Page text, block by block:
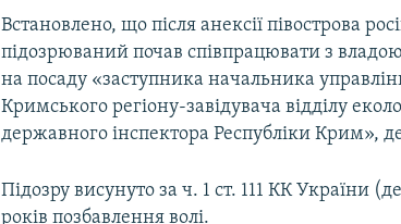
Встановлено, що після анексії півострова
підозрюваний почав співпрацювати з
на посаду «заступника начальника
Кримського регіону-завідувача відділу
державного інспектора Республіки Крим»,
Підозру висунуто за ч. 1 ст. 111 КК України
років позбавлення волі.